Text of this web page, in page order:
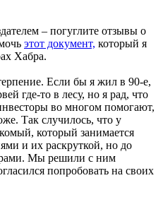
– погуглите отзывы о
этот документ, который я
Хабра.
Если бы я жил в 90-е,
где-то в лесу, но я рад, что
во многом помогают,
Так случилось, что у
который занимается
и их раскруткой, но до
Мы решили с ним
попробовать на своих